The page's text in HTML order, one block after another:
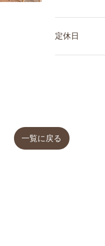
定休日
一覧に戻る